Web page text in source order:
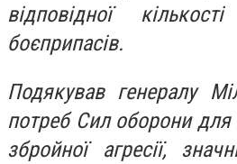
відповідної
боєприпасів.
Подякував генералу
потреб Сил оборони для
збройної агресії,